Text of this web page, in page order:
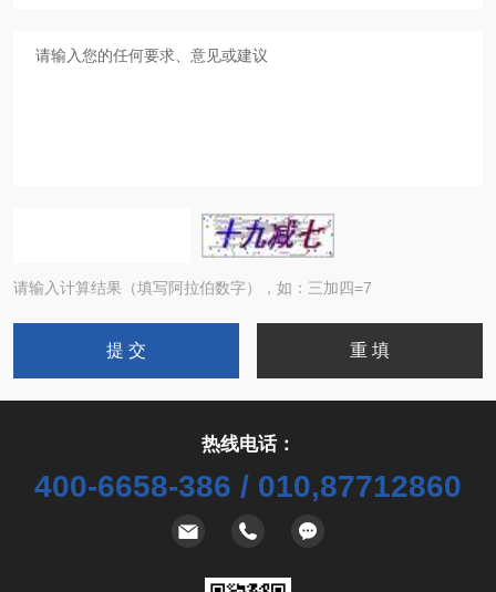
请输入计算结果（填写阿拉伯数字），如：三加四=7
热线电话：
400-6658-386 / 010,87712860